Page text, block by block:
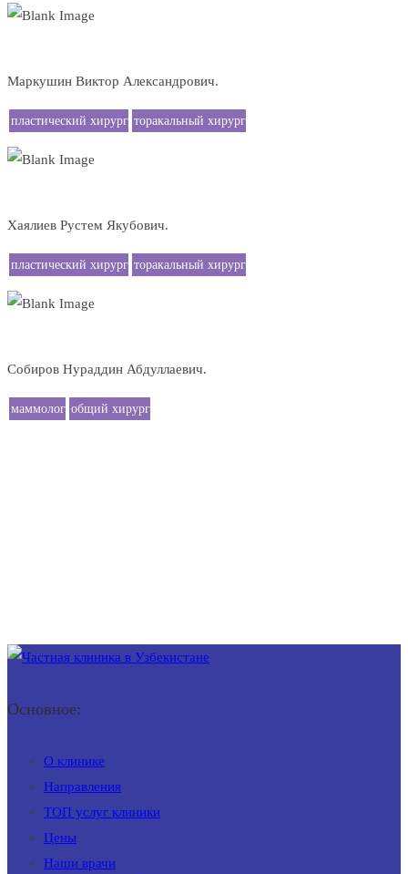
Маркушин Виктор Александрович.
пластический хирург торакальный хирург
Хаялиев Рустем Якубович.
пластический хирург торакальный хирург
Собиров Нураддин Абдуллаевич.
маммолог общий хирург
Основное:
О клинике
Направления
ТОП услуг клиники
Цены
Наши врачи